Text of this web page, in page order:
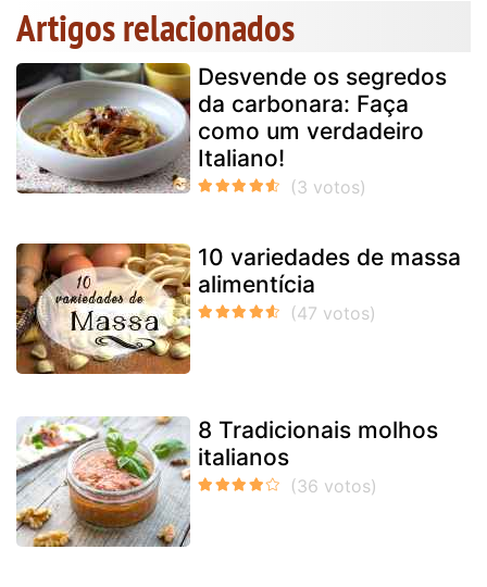
Artigos relacionados
Desvende os segredos
da carbonara: Faça
como um verdadeiro
Italiano!
10 variedades de massa
alimentícia
8 Tradicionais molhos
italianos